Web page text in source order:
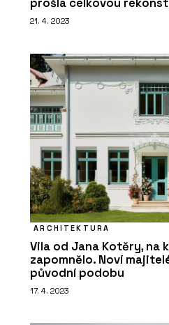
prošla celkovou
21. 4. 2023
ARCHITEKTURA
Vila od Jana Kotěry, na
zapomnělo. Noví
původní podobu
17. 4. 2023